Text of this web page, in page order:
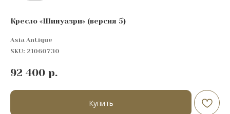
Кресло «Шинуазри» (версия 5)
Asia Antique
SKU: 21060730
92 400 р.
Купить